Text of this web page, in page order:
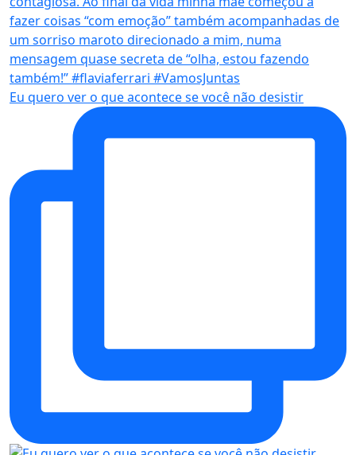
Eu quero ver o que acontece se você não desistir